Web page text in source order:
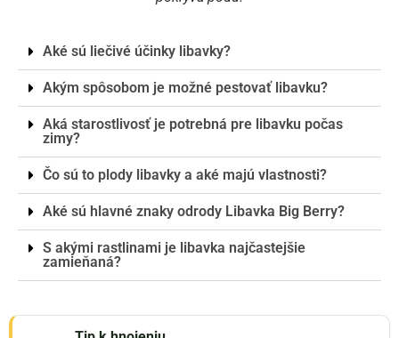
Aké sú liečivé účinky libavky?
Akým spôsobom je možné pestovať libavku?
Aká starostlivosť je potrebná pre libavku počas
zimy?
Čo sú to plody libavky a aké majú vlastnosti?
Aké sú hlavné znaky odrody Libavka Big Berry?
S akými rastlinami je libavka najčastejšie
zamieňaná?